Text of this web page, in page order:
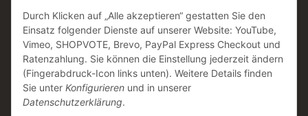
Durch Klicken auf „Alle akzeptieren“ gestatten Sie den
Einsatz folgender Dienste auf unserer Website: YouTube,
Vimeo, SHOPVOTE, Brevo, PayPal Express Checkout und
Ratenzahlung. Sie können die Einstellung jederzeit ändern
(Fingerabdruck-Icon links unten). Weitere Details finden
Sie unter Konfigurieren und in unserer
Datenschutzerklärung.
Familienunternehmen
Zahntechnische Beratung
DE & AT Versandkostenfrei ab 200 € / netto
Informationen